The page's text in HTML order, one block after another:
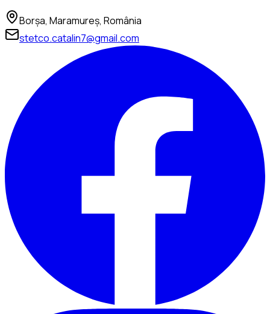
Borșa, Maramureș, România
stetco.catalin7@gmail.com